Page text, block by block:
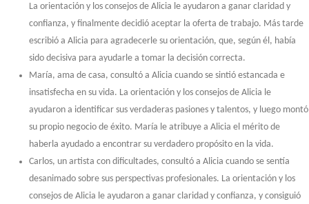
La orientación y los consejos de Alicia le ayudaron a ganar claridad y
confianza, y finalmente decidió aceptar la oferta de trabajo. Más tarde
escribió a Alicia para agradecerle su orientación, que, según él, había
sido decisiva para ayudarle a tomar la decisión correcta.
María, ama de casa, consultó a Alicia cuando se sintió estancada e
insatisfecha en su vida. La orientación y los consejos de Alicia le
ayudaron a identificar sus verdaderas pasiones y talentos, y luego montó
su propio negocio de éxito. María le atribuye a Alicia el mérito de
haberla ayudado a encontrar su verdadero propósito en la vida.
Carlos, un artista con dificultades, consultó a Alicia cuando se sentía
desanimado sobre sus perspectivas profesionales. La orientación y los
consejos de Alicia le ayudaron a ganar claridad y confianza, y consiguió